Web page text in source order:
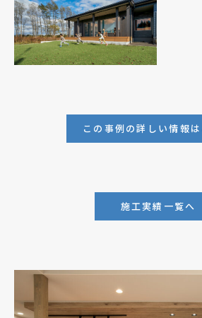
この事例の詳しい情報
施工実績一覧へ